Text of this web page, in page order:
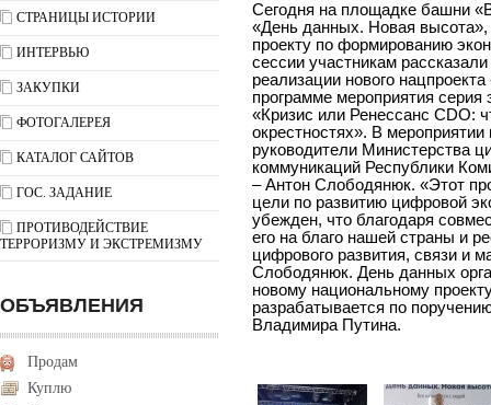
СТРАНИЦЫ ИСТОРИИ
ИНТЕРВЬЮ
ЗАКУПКИ
ФОТОГАЛЕРЕЯ
КАТАЛОГ САЙТОВ
ГОС. ЗАДАНИЕ
ПРОТИВОДЕЙСТВИЕ
ТЕРРОРИЗМУ И ЭКСТРЕМИЗМУ
ОБЪЯВЛЕНИЯ
Продам
Куплю
Сегодня на площадке башни
«День данных. Новая
проекту по формированию
сессии участникам
реализации нового
программе мероприятия
«Кризис или Ренессанс CDO:
окрестностях». В
руководители Министерства
коммуникаций Республики
– Антон Слободянюк. «Этот
цели по развитию цифровой
убежден, что благодаря
его на благо нашей страны и
цифрового развития, связи и
Слободянюк. День данных
новому национальному
разрабатывается по
Владимира Путина.